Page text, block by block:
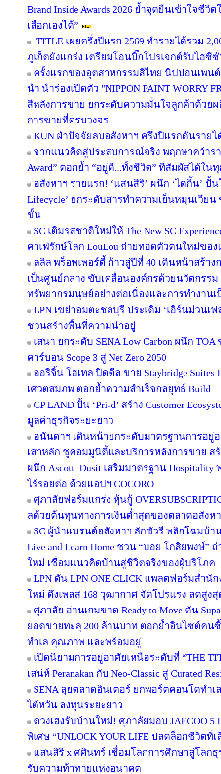
Brand Inside Awards 2026 ย้ำจุดยืนเข้าใจชี
เลือกเองได้”
TITLE เผยครึ่งปีแรก 2569 ทำรายได้รวม
ภูเก็ตยังแกร่ง เตรียมโอนบิ๊กโปรเจกต์รับไฮซี
ครั้งแรกของอุตสาหกรรมสีไทย นิปปอนเพน
นำ นำร่องเปิดตัว "NIPPON PAINT
สีหลังการขาย ยกระดับความมั่นใจลูกค้าด้ว
การขายที่ครบวงจร
KUN ฝ่าปัจจัยลบอสังหาฯ ครึ่งปีแรกดันรายไ
จากแนวคิดสู่ประสบการณ์จริง พฤกษาคว้ารา
Award” ตอกย้ำ “อยู่ดี...ทั้งชีวิต” ที่สัมผัสได้ใน
อสังหาฯ รายแรก! ‘แสนสิริ’ ผนึก ‘ไดกิ้น’ ปั้น
Lifecycle’ ยกระดับสารทำความเย็นหมุนเวียน
ขั้น
SC เติมรสชาติใหม่ให้ The New SC
คาเฟ่รักษ์โลก LouLou ถ่ายทอดตัวตนใหม่ขอ
ลลิล พร็อพเพอร์ตี้ ก้าวสู่ปีที่ 40 เดินหน้าสร้า
เป็นศูนย์กลาง ขับเคลื่อนองค์กรด้วยนวัตกรร
ทรัพยากรมนุษย์อย่างต่อเนื่องและการทำงาน
LPN เขย่าอมตะชลบุรี ประเดิม ‘เอิร์นม่วนเฟ
ชวนสร้างพื้นที่ความน่าอยู่
เสนา ยกระดับ SENA Low Carbon ผนึก TOA
คาร์บอน Scope 3 สู่ Net Zero 2050
ออริจิ้น โฮเทล ปิดดีล ขาย Staybridge Suites
เศวตสมภพ ตอกย้ำความสำเร็จกลยุทธ์ Build –
CP LAND ปั้น ‘Pri-d’ สร้าง Customer
มูลค่าธุรกิจระยะยาว
อนันดาฯ เดินหน้ายกระดับมาตรฐานการอยู่อ
เสาหลัก ชูคอมมูนิตี้และบริการหลังการขาย สร้
ผนึก Ascott–Dusit เสริมมาตรฐาน
ไร้รอยต่อ ด้วยแอปฯ COCORO
ศุภาลัยฟอร์มแกร่ง หุ้นกู้
ลด้วยต้นทุนทางการเงินต่ำสุดของตลาดอสังห
SC ผู้นำแบรนด์อสังหาฯ ลักชัวรี พลิกโฉมบ้า
Live and Learn Home ชวน “บอย โกสิยพงษ์”
ใหม่ เชื่อมแนวคิดบ้านสู่ชีวิตจริงของผู้บริโภค
LPN ดัน LPN ONE CLICK แพลตฟอร์มสำนั
ใหม่ ดึงเพลส 168 วุฒากาศ จัดโปรแรง ลดสูงสุ
ศุภาลัย อ่านเกมขาด Ready to Move ดัน
ยอดขายทะลุ 200 ล้านบาท ตอกย้ำอินไซต์คน
ทำเล คุณภาพ และพร้อมอยู่
เปิดนิยามการอยู่อาศัยเหนือระดับที่ “THE
เสน่ห์ Peranakan กับ Neo-Classic สู่ Curated
SENA ลุยตลาดอินเตอร์ ยกพอร์ตคอนโดทำเ
ไต้หวัน ลงทุนระยะยาว
ดวงเฮงรับบ้านใหม่! ศุภาลัยมอบ JAECOO
พิเศษ “UNLOCK YOUR LIFE ปลดล็อกชีวิตที่เ
แสนสิริ x ศศินทร์ เชื่อมโลกการศึกษาสู่โลกธุ
รับความท้าทายแห่งอนาคต